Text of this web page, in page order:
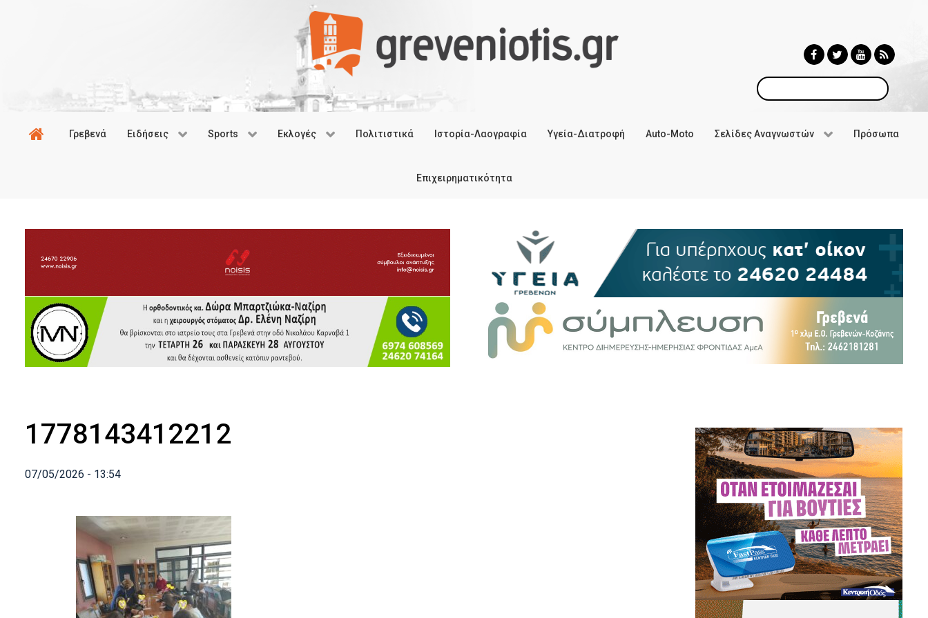
Αναζήτηση
Γρεβενά Ειδήσεις Sports Εκλογές Πολιτιστικά Ιστορία-Λαογραφία Υγεία-Διατροφή Auto-Moto Σελίδες Αναγνωστών Πρόσωπα
Επιχειρηματικότητα
1778143412212
07/05/2026 - 13:54